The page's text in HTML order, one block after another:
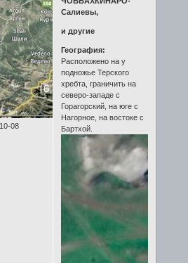
08
Салиевы,
и другие
География:
Расположено на у
подножье Терского
хребта, граничить на
северо-западе с
Горагорский, на юге с
Нагорное, на востоке с
Бартхой.